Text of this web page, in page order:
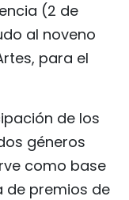
(2 de
al noveno
para el
de los
géneros
como base
de premios de